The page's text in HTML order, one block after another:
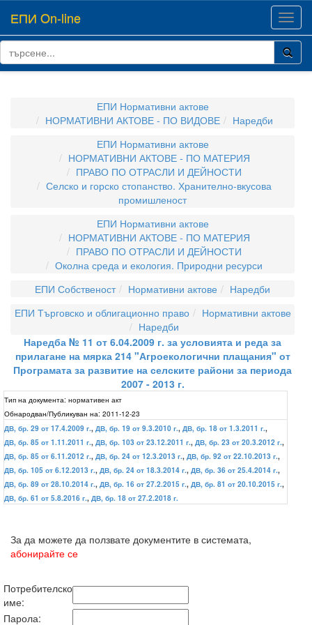
ЕПИ On-line
ЕПИ Нормативни актове
НОРМАТИВНИ АКТОВЕ - ПО ВИДОВЕ
Наредби
ЕПИ Нормативни актове
НОРМАТИВНИ АКТОВЕ - ПО МАТЕРИЯ
ПРАВО ПО ОТРАСЛИ И ДЕЙНОСТИ
Селско и горско стопанство. Хранително-вкусова
промишленост
ЕПИ Нормативни актове
НОРМАТИВНИ АКТОВЕ - ПО МАТЕРИЯ
ПРАВО ПО ОТРАСЛИ И ДЕЙНОСТИ
Околна среда и екология. Природни ресурси
ЕПИ Собственост
Нормативни актове
Наредби
ЕПИ Търговско и облигационно право
Нормативни актове
Наредби
Наредба № 11 от 6.04.2009 г. за условията и реда за
прилагане на мярка 214 "Агроекологични плащания" от
Програмата за развитие на селските райони за периода
2007 - 2013 г.
Тип на документа: нормативен акт
Обнародван/Публикуван на: 2011-12-23
ДВ, бр. 29 от 17.4.2009 г., ДВ, бр. 19 от 9.3.2010 г., ДВ, бр. 18 от 1.3.2011 г.,
ДВ, бр. 85 от 1.11.2011 г., ДВ, бр. 103 от 23.12.2011 г., ДВ, бр. 23 от 20.3.2012 г.,
ДВ, бр. 85 от 6.11.2012 г., ДВ, бр. 24 от 12.3.2013 г., ДВ, бр. 92 от 22.10.2013 г.,
ДВ, бр. 105 от 6.12.2013 г., ДВ, бр. 24 от 18.3.2014 г., ДВ, бр. 36 от 25.4.2014 г.,
ДВ, бр. 89 от 28.10.2014 г., ДВ, бр. 16 от 27.2.2015 г., ДВ, бр. 81 от 20.10.2015 г.,
ДВ, бр. 61 от 5.8.2016 г., ДВ, бр. 18 от 27.2.2018 г.
За да можете да ползвате документите в системата,
абонирайте се
Потребителско
име:
Парола: